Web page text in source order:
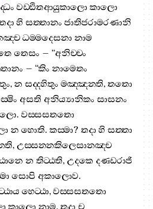
වඩ‍්ඪිතආයුකාලො කාලො
හි සත‍්තානං ජාතිජරාමරණානි
ධම‍්මදෙසනා නාම
තෙසං – “අනිච‍්චං
– “කිං නාමෙතං
න සද‍්දහිතුං මඤ‍්ඤන‍්ති, තතො
අසති අනිය්‍යානිකං සාසනං
වස‍්සසතතො
හොති. කස‍්මා? තදා හි සත‍්තා
උස‍්සන‍්නකිලෙසානඤ‍්ච
න තිට‍්ඨති, උදකෙ දණ‍්ඩරාජි
සොපි අකාලොව.
හෙට‍්ඨා, වස‍්සසතතො